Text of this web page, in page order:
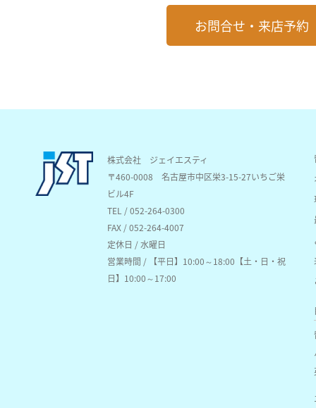
お問合せ・来店予約
株式会社 ジェイエスティ
〒460-0008名古屋市中区栄3-15-27いちご栄
ビル4F
TEL / 052-264-0300
FAX / 052-264-4007
定休日 / 水曜日
営業時間 / 【平日】10:00～18:00【土・日・祝
日】10:00～17:00